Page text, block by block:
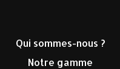
Qui sommes-nous ?
Notre gamme